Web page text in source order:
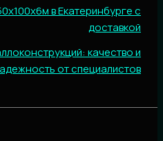
в Екатеринбурге с
доставкой
качество и
от специалистов